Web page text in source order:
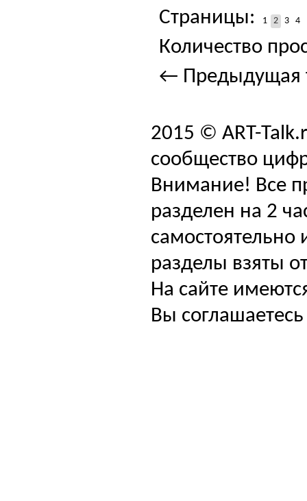
Страницы: 1 2 3 4
Количество
← Предыдущая
2015 © ART-
сообщество
Внимание! Все
разделен на 2
самостоятельно
разделы взяты
На сайте
Вы